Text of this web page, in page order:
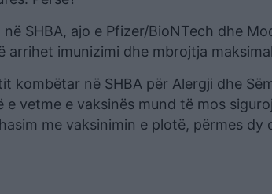
SHBA, ajo e Pfizer/BioNTech dhe
arrihet imunizimi dhe mbrojtja
kombëtar në SHBA për Alergji dhe
vetme e vaksinës mund të mos
me vaksinimin e plotë, përmes dy